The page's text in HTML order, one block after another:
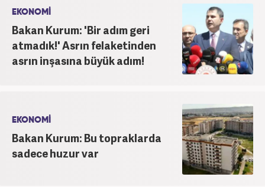
bir haber kanalında haber ve spor editörlüğü yaptı.
Ardından Turkuvaz Medya Grubu’nda editörlük
görevinde bulundu. 2024 Mayıs ayından itibaren
Kanal 7 Medya Grubu’na bağlı Haber7.com’da editör
olarak görevini sürdürmektedir.
EKONOMİ
Bakan Kurum: 'Bir adım geri
atmadık!' Asrın felaketinden
asrın inşasına büyük adım!
EKONOMİ
Bakan Kurum: Bu topraklarda
sadece huzur var